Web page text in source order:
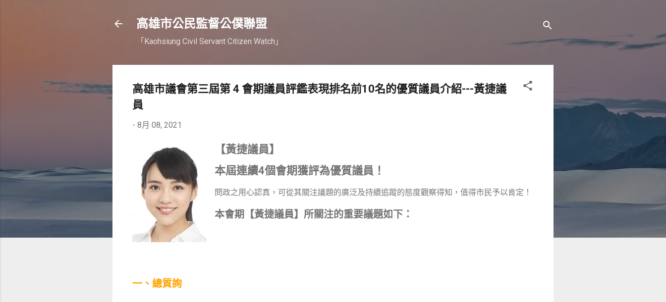
高雄市公民監督公僕聯盟
「Kaohsiung Civil Servant Citizen Watch」
高雄市議會第三屆第 4 會期議員評鑑表現排名前10名的優質議員介紹---黃捷議
員
- 8月 08, 2021
【黃捷議員】
本屆連續4個會期獲評為優質議員！
問政之用心認真，可從其關注議題的廣泛及持續追蹤的態度觀察得知，值得市民予以肯定！
本會期【黃捷議員】所關注的重要議題如下：
一、總質詢